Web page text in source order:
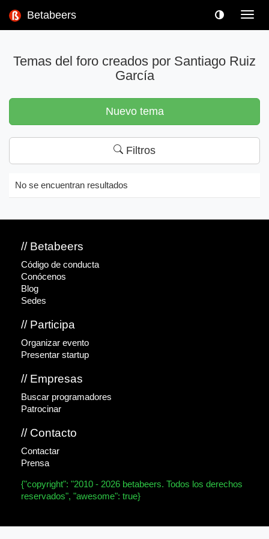
Betabeers
Temas del foro creados por Santiago Ruiz
García
Nuevo tema
Filtros
No se encuentran resultados
// Betabeers
Código de conducta
Conócenos
Blog
Sedes
// Participa
Organizar evento
Presentar startup
// Empresas
Buscar programadores
Patrocinar
// Contacto
Contactar
Prensa
{"copyright": "2010 - 2026 betabeers. Todos los derechos
reservados", "awesome": true}